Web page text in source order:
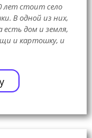
лет стоит село
В одной из них,
есть дом и земля,
и картошку, и